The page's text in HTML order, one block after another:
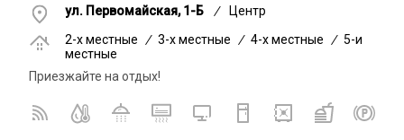
ул. Первомайская, 1-Б /
Центр
2-x местные / 3-x местные / 4-x местные / 5-и
местные
Приезжайте на отдых!